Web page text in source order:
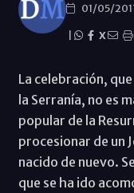
01/05/
X
La celebración,
la Serranía, no es
popular de la
procesionar de un
nacido de nuevo.
que se ha ido